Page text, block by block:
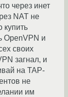
через инет
NAT не
купить
OpenVPN и
своих
загнал, и
на TAP-
не
им